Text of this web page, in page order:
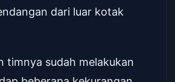
dari luar kotak
timnya sudah melakukan